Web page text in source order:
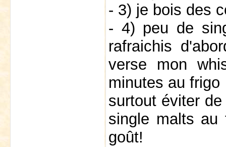
- 3) je bois des
- 4) peu de
rafraichis
verse mon
minutes au frigo
surtout éviter
single malts au
goût!